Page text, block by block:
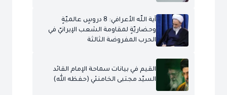
آية اللّه الأعرافي: 8 دروسٍ عالميّةٍ
وحضاريّةٍ لمقاومة الشعب الإيرانيّ في
الحرب المفروضة الثالثة
القيم في بيانات سماحة الإمام القائد
السيّد مجتبى الخامنئي (حفظه الله)